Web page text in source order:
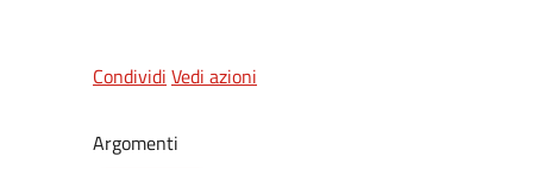
Condividi Vedi azioni
Argomenti